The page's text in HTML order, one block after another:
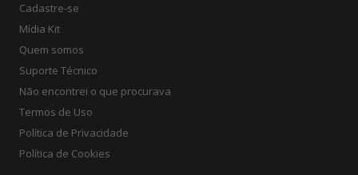
Cadastre-se
Mídia Kit
Quem somos
Suporte Técnico
Não encontrei o que procurava
Termos de Uso
Política de Privacidade
Política de Cookies